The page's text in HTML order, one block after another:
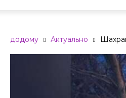
додому Актуально